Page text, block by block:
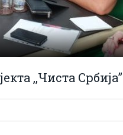
,,Чиста Србија”